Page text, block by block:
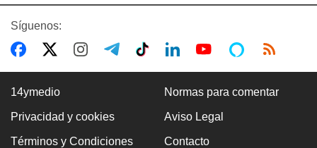
DEPORTACIONES EE UU
Síguenos:
14ymedio Normas para comentar
Privacidad y cookies Aviso Legal
Términos y Condiciones Contacto